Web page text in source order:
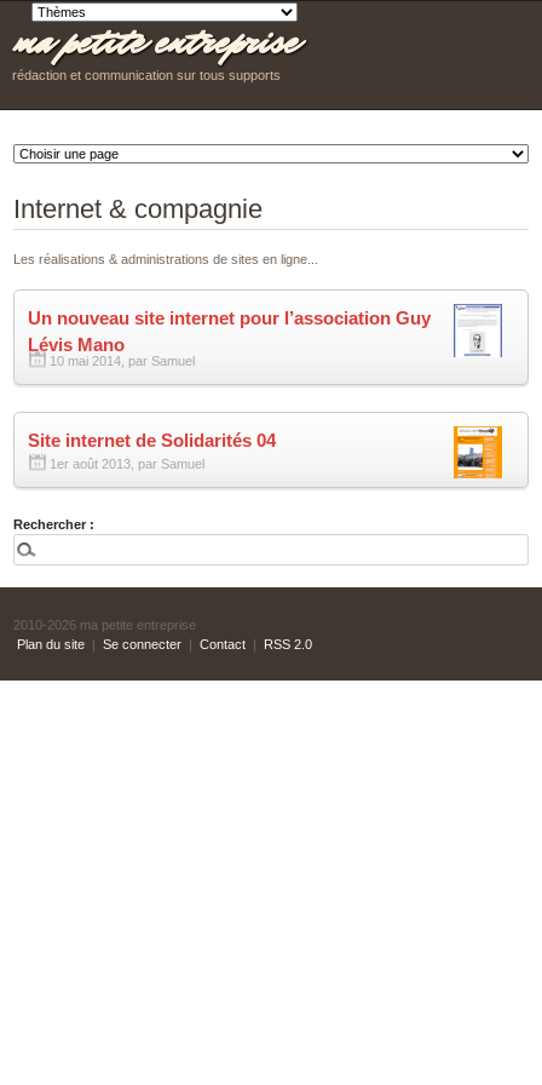
ma petite entreprise
rédaction et communication sur tous supports
Internet & compagnie
Les réalisations & administrations de sites en ligne...
Un nouveau site internet pour l’association Guy
Lévis Mano
10 mai 2014, par Samuel
Site internet de Solidarités 04
1er août 2013, par Samuel
Rechercher :
2010-2026 ma petite entreprise
Plan du site | Se connecter | Contact | RSS 2.0